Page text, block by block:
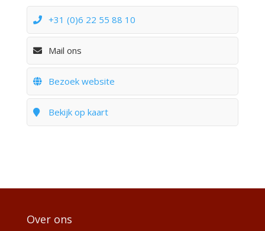
+31 (0)6 22 55 88 10
Mail ons
Bezoek website
Bekijk op kaart
Over ons